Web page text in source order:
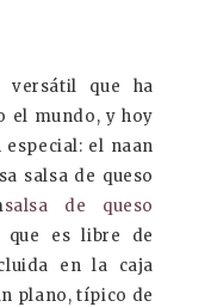
que ha
el mundo, y hoy
el naan
salsa de queso
salsa de queso
que es libre de
en la caja
plano, típico de